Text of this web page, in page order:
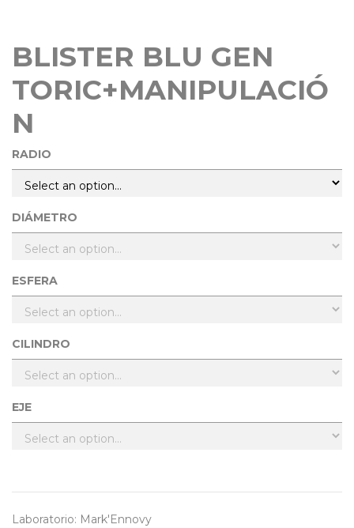
BLISTER BLU GEN
TORIC+MANIPULACIÓ
N
RADIO
DIÁMETRO
ESFERA
CILINDRO
EJE
Laboratorio: Mark'Ennovy